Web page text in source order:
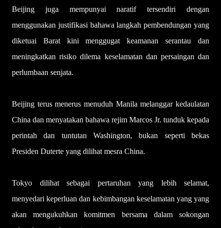
Beijing juga mempunyai naratif tersendiri dengan
menggunakan justifikasi bahawa langkah pembendungan yang
diketuai Barat kini menggugat keamanan serantau dan
meningkatkan risiko dilema keselamatan dan persaingan dan
perlumbaan senjata.
Beijing terus menerus menuduh Manila melanggar kedaulatan
China dan menyatakan bahawa rejim Marcos Jr. tunduk kepada
perintah dan tuntutan Washington, bukan seperti bekas
Presiden Duterte yang dilihat mesra China.
Tokyo dilihat sebagai pertaruhan yang lebih selamat,
menyedari keperluan dan kebimbangan keselamatan yang yang
akan mengukuhkan komitmen bersama dalam sokongan